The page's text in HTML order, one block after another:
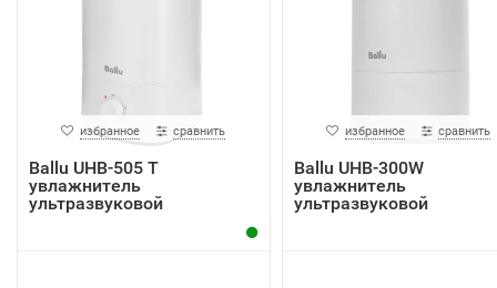
избранное сравнить
Ballu UHB-505 T
увлажнитель
ультразвуковой
избранное сравнить
Ballu UHB-300W
увлажнитель
ультразвуковой